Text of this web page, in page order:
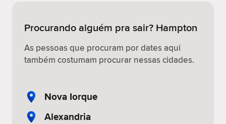
Procurando alguém pra sair? Hampton
As pessoas que procuram por dates aqui
também costumam procurar nessas cidades.
Nova Iorque
Alexandria